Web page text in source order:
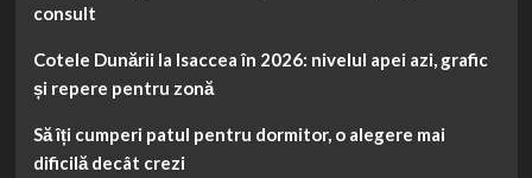
consult
Cotele Dunării la Isaccea în 2026: nivelul apei azi, grafic
și repere pentru zonă
Să îți cumperi patul pentru dormitor, o alegere mai
dificilă decât crezi